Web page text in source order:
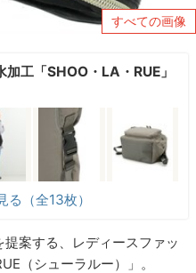
すべての画像
工「SHOO・LA・RUE」
る（全13枚）
案する、レディースファッ
（シューラルー）」。